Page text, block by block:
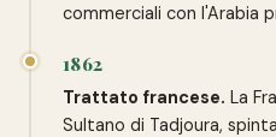
commerciali con l'Arabia
1862
Trattato francese. La
Sultano di Tadjoura,